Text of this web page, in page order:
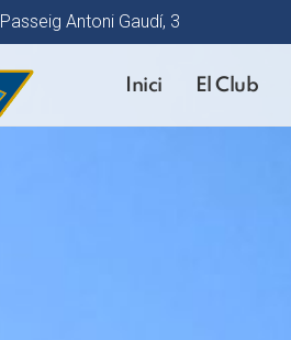
Passeig Antoni Gaudí, 3
Inici El Club